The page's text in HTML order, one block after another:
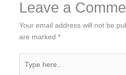
Leave a
Your email address will not be
are marked *
here..